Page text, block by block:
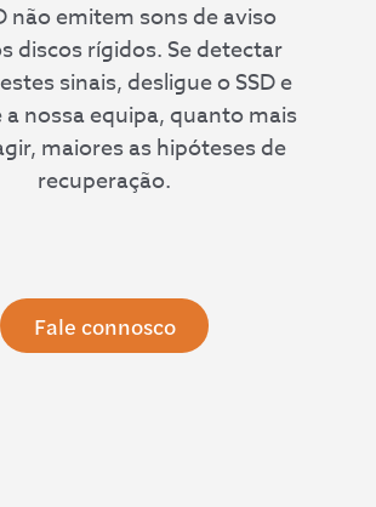
não emitem sons de aviso
discos rígidos. Se detectar
sinais, desligue o SSD e
nossa equipa, quanto mais
maiores as hipóteses de
recuperação.
Fale connosco